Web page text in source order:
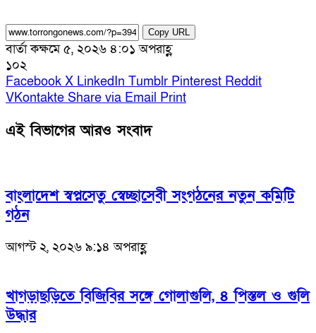
Copy URL
বার্তা কক্ষমে ৫, ২০২৬ ৪:০১ অপরাহ্ণ
১০২
Facebook X LinkedIn Tumblr Pinterest Reddit
VKontakte Share via Email Print
এই বিভাগের আরও সংবাদ
বাংলাদেশ স্বপ্নসেতু স্বেচ্ছাসেবী সংগঠনের নতুন কমিটি
গঠন
আগস্ট ২, ২০২৬ ৯:১৪ অপরাহ্ণ
খাগড়াছড়িতে বিজিবির সঙ্গে গোলাগুলি, ৪ পিস্তল ও গুলি
উদ্ধার